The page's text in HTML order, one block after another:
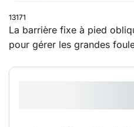
13171
La barrière fixe à pied
pour gérer les grandes
mais également une rigidité